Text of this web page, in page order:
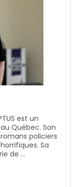
est un
Québec. Son
policiers
Sa
de …